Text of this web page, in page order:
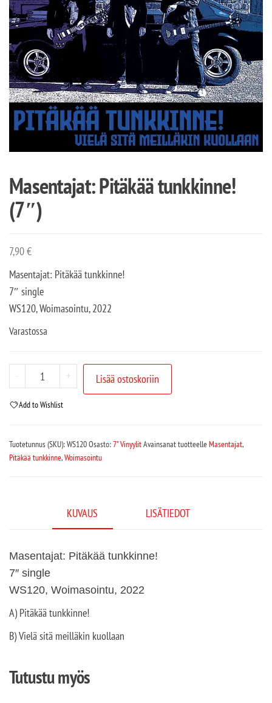
Masentajat: Pitäkää tunkkinne!
(7″)
7,90€
Masentajat: Pitäkää tunkkinne!
7″ single
WS120, Woimasointu, 2022
Varastossa
- + Lisää ostoskoriin
Add to Wishlist
Tuotetunnus (SKU):WS120Osasto:7" VinyylitAvainsanat tuotteelleMasentajat,
Pitäkää tunkkinne,Woimasointu
KUVAUS LISÄTIEDOT
Masentajat: Pitäkää tunkkinne!
7″ single
WS120, Woimasointu, 2022
A) Pitäkää tunkkinne!
B) Vielä sitä meilläkin kuollaan
Tutustu myös